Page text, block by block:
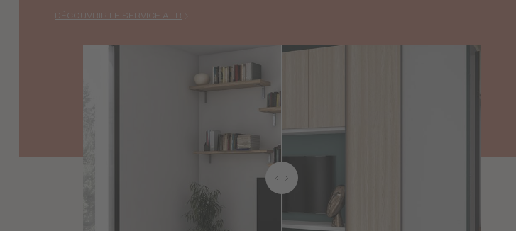
DÉCOUVRIR LE SERVICE A.I.R